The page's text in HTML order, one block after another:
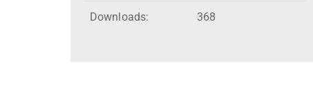
Downloads: 368